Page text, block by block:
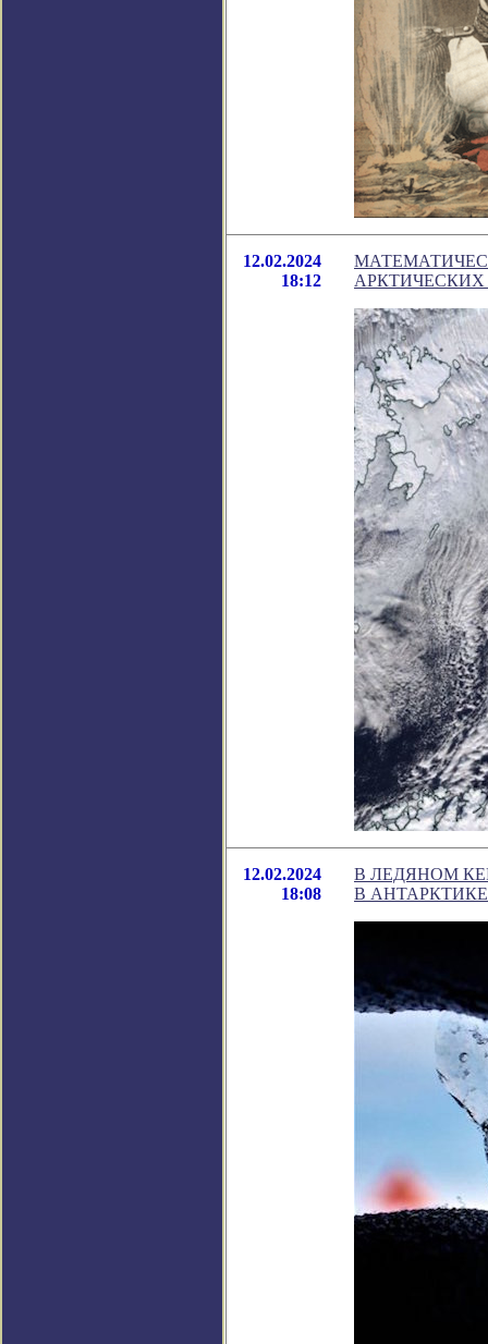
12.02.2024
18:12
12.02.2024
18:08
В ЛЕДЯНОМ
В АНТАРКТИКЕ